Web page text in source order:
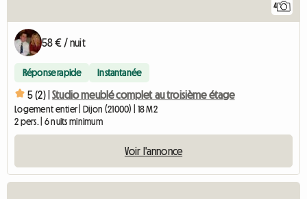
4
58 € / nuit
Réponse rapide Instantanée
5 (2) | Studio meublé complet au troisième étage
Logement entier | Dijon (21000) | 18 M2
2 pers. | 6 nuits minimum
Voir l'annonce